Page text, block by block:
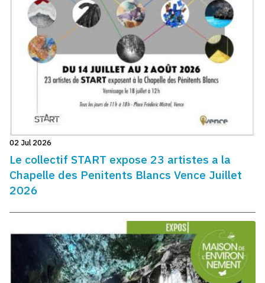
02 Jul 2026
Le collectif START expose 23 artistes a la
Chapelle des Penitents Blancs Vence Juillet
2026